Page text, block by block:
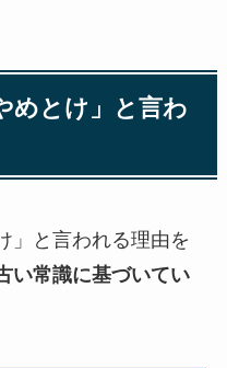
めとけ」と言わ
」と言われる理由を
い常識に基づいてい